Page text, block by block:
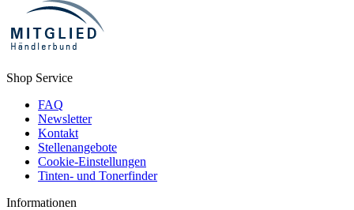
Shop Service
FAQ
Newsletter
Kontakt
Stellenangebote
Cookie-Einstellungen
Tinten- und Tonerfinder
Informationen